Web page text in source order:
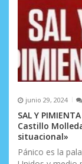
junio 29, 2024
SAL Y
Castillo
situacional»
Pánico es la